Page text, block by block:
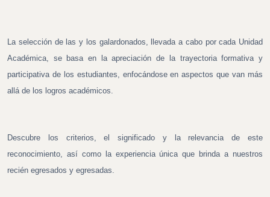
La selección de las y los galardonados, llevada a cabo por cada Unidad
Académica, se basa en la apreciación de la trayectoria formativa y
participativa de los estudiantes, enfocándose en aspectos que van más
allá de los logros académicos.
Descubre los criterios, el significado y la relevancia de este
reconocimiento, así como la experiencia única que brinda a nuestros
recién egresados y egresadas.